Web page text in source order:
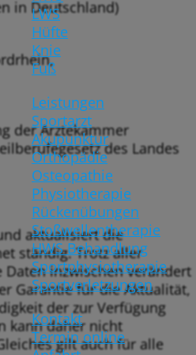
LWS
Hüfte
Knie
Fuß
Leistungen
Sportarzt
Akupunktur
Orthopädie
Osteopathie
Physiotherapie
Rückenübungen
Stoßwellentherapie
HWS Behandlung
Sportphysiotherapie
Sportverletzungen
Kontakt
Termin online
in Deutschland)
der Arztekammer
des Landes
aktualisiert die
ständig. Trotz aller
inzwischen verändert
Garantie für die Aktualität,
der zur Verfügung
kann daher nicht
gilt auch für alle